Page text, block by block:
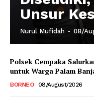
Unsur
Nurul Mufidah - 08/
Polsek Cempaka
untuk Warga Palam
BORNEO 08/August/2026